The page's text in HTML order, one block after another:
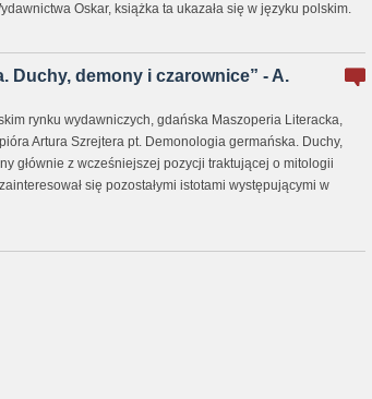
Oskar, książka ta ukazała się w języku polskim.
Duchy, demony i czarownice” - A.
rynku wydawniczych, gdańska Maszoperia Literacka,
Artura Szrejtera pt. Demonologia germańska. Duchy,
głównie z wcześniejszej pozycji traktującej o mitologii
się pozostałymi istotami występującymi w